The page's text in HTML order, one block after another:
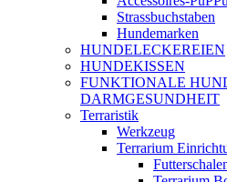
Strassbuchstaben
Hundemarken
HUNDELECKEREIEN
HUNDEKISSEN
FUNKTIONALE
DARMGESUNDHEIT
Terraristik
Werkzeug
Terrarium